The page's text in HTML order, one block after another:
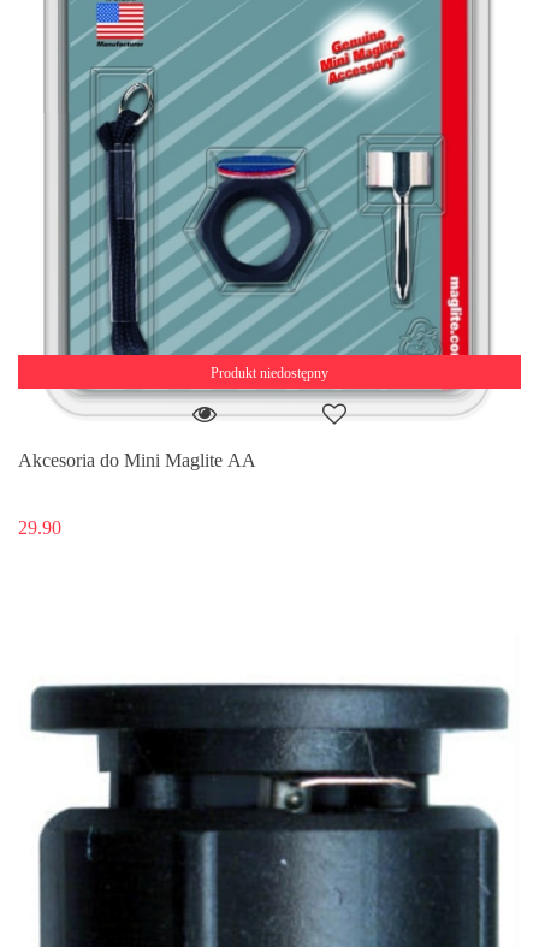
Produkt niedostępny
Akcesoria do Mini Maglite AA
29.90